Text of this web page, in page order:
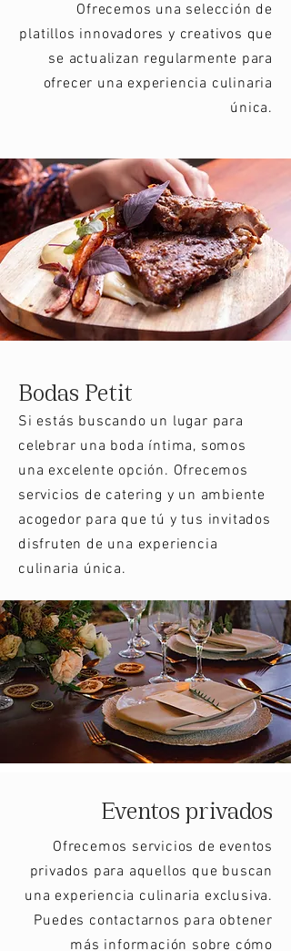
Ofrecemos una selección de
platillos innovadores y creativos que
se actualizan regularmente para
ofrecer una experiencia culinaria
única.
Bodas Petit
Si estás buscando un lugar para
celebrar una boda íntima, somos
una excelente opción. Ofrecemos
servicios de catering y un ambiente
acogedor para que tú y tus invitados
disfruten de una experiencia
culinaria única.
Eventos privados
Ofrecemos servicios de eventos
privados para aquellos que buscan
una experiencia culinaria exclusiva.
Puedes contactarnos para obtener
más información sobre cómo